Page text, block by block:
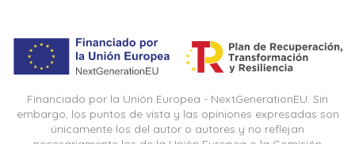
Financiado por la Unión Europea - NextGenerationEU. Sin
embargo, los puntos de vista y las opiniones expresadas son
únicamente los del autor o autores y no reflejan